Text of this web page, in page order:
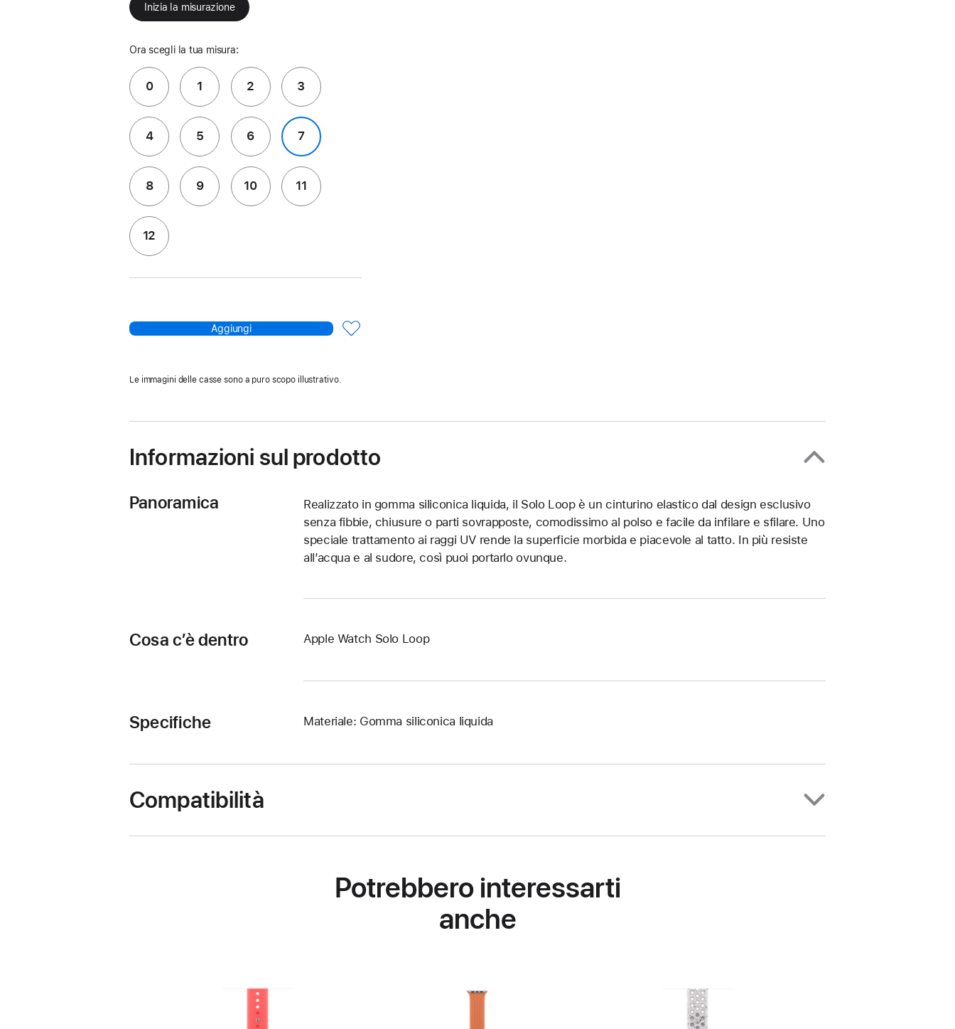
Inizia la misurazione
Ora scegli la tua misura:
0 1 2 3
4 5 6 7
8 9 10 11
12
Aggiungi
Le immagini delle casse sono a puro scopo illustrativo.
Informazioni sul prodotto
Panoramica
Realizzato in gomma siliconica liquida, il Solo Loop è un cinturino elastico dal design esclusivo
senza fibbie, chiusure o parti sovrapposte, comodissimo al polso e facile da infilare e sfilare. Uno
speciale trattamento ai raggi UV rende la superficie morbida e piacevole al tatto. In più resiste
all’acqua e al sudore, così puoi portarlo ovunque.
Cosa c’è dentro Apple Watch Solo Loop
Specifiche Materiale: Gomma siliconica liquida
Compatibilità
Potrebbero interessarti
anche